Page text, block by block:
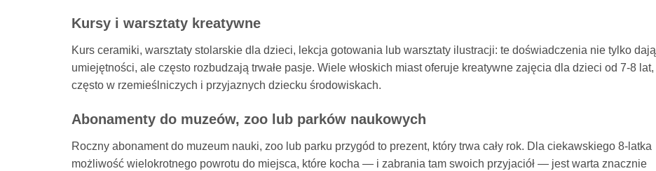
Kursy i warsztaty kreatywne
Kurs ceramiki, warsztaty stolarskie dla dzieci, lekcja gotowania lub warsztaty ilustracji: te doświadczenia nie tylko dają
umiejętności, ale często rozbudzają trwałe pasje. Wiele włoskich miast oferuje kreatywne zajęcia dla dzieci od 7-8 lat,
często w rzemieślniczych i przyjaznych dziecku środowiskach.
Abonamenty do muzeów, zoo lub parków naukowych
Roczny abonament do muzeum nauki, zoo lub parku przygód to prezent, który trwa cały rok. Dla ciekawskiego 8-latka
możliwość wielokrotnego powrotu do miejsca, które kocha — i zabrania tam swoich przyjaciół — jest warta znacznie